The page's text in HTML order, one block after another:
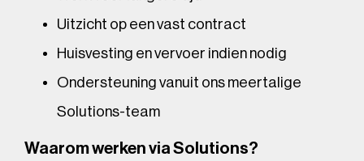
Uitzicht op een vast contract
Huisvesting en vervoer indien nodig
Ondersteuning vanuit ons meertalige
Solutions-team
Waarom werken via Solutions?